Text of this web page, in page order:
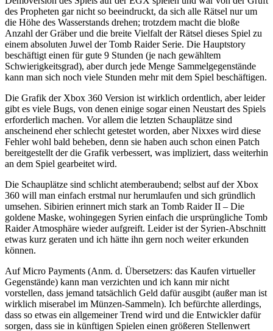
des Propheten gar nicht so beeindruckt, da sich alle Rätsel nur um
die Höhe des Wasserstands drehen; trotzdem macht die bloße
Anzahl der Gräber und die breite Vielfalt der Rätsel dieses Spiel zu
einem absoluten Juwel der Tomb Raider Serie. Die Hauptstory
beschäftigt einen für gute 9 Stunden (je nach gewähltem
Schwierigkeitsgrad), aber durch jede Menge Sammelgegenstände
kann man sich noch viele Stunden mehr mit dem Spiel beschäftigen.
Die Grafik der Xbox 360 Version ist wirklich ordentlich, aber leider
gibt es viele Bugs, von denen einige sogar einen Neustart des Spiels
erforderlich machen. Vor allem die letzten Schauplätze sind
anscheinend eher schlecht getestet worden, aber Nixxes wird diese
Fehler wohl bald beheben, denn sie haben auch schon einen Patch
bereitgestellt der die Grafik verbessert, was impliziert, dass weiterhin
an dem Spiel gearbeitet wird.
Die Schauplätze sind schlicht atemberaubend; selbst auf der Xbox
360 will man einfach erstmal nur herumlaufen und sich gründlich
umsehen. Sibirien erinnert mich stark an Tomb Raider II – Die
goldene Maske, wohingegen Syrien einfach die ursprüngliche Tomb
Raider Atmosphäre wieder aufgreift. Leider ist der Syrien-Abschnitt
etwas kurz geraten und ich hätte ihn gern noch weiter erkunden
können.
Auf Micro Payments (Anm. d. Übersetzers: das Kaufen virtueller
Gegenstände) kann man verzichten und ich kann mir nicht
vorstellen, dass jemand tatsächlich Geld dafür ausgibt (außer man ist
wirklich miserabel im Münzen-Sammeln). Ich befürchte allerdings,
dass so etwas ein allgemeiner Trend wird und die Entwickler dafür
sorgen, dass sie in künftigen Spielen einen größeren Stellenwert